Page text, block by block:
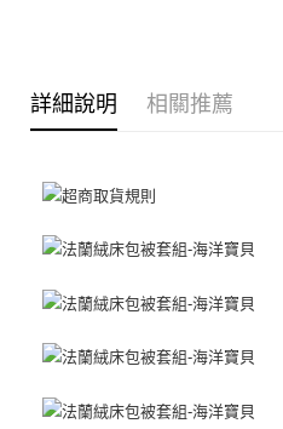
詳細說明 相關推薦